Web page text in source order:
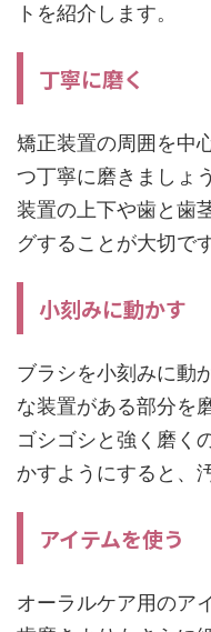
トを紹介します。
丁寧に磨く
矯正装置の周囲を中
つ丁寧に磨きましょう
装置の上下や歯と歯
グすることが大切です
小刻みに動かす
ブラシを小刻みに動
な装置がある部分を
ゴシゴシと強く磨く
かすようにすると、
アイテムを使う
オーラルケア用のア